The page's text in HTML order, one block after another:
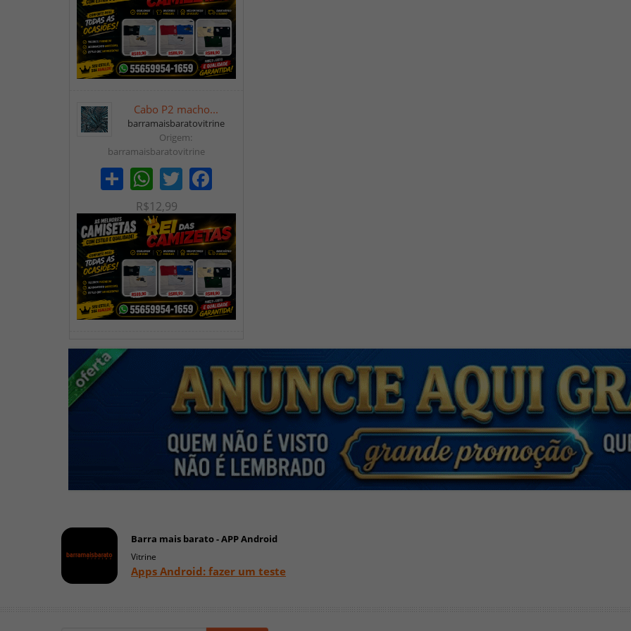
Cabo P2 macho...
barramaisbaratovitrine
Origem:
barramaisbaratovitrine
Share WhatsAppTwitter Facebook
R$12,99
Barra mais barato - APP Android
Vitrine
Apps Android: fazer um teste